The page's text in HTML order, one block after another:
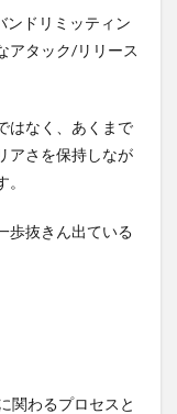
ンドリミッティン
アタック/リリース
はなく、あくまで
アさを保持しなが
歩抜きん出ている
関わるプロセスと